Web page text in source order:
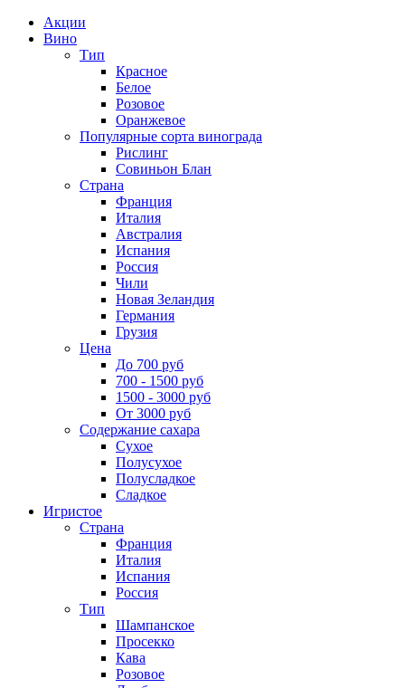
Акции
Вино
Тип
Красное
Белое
Розовое
Оранжевое
Популярные сорта винограда
Рислинг
Совиньон Блан
Страна
Франция
Италия
Австралия
Испания
Россия
Чили
Новая Зеландия
Германия
Грузия
Цена
До 700 руб
700 - 1500 руб
1500 - 3000 руб
От 3000 руб
Содержание сахара
Сухое
Полусухое
Полусладкое
Сладкое
Игристое
Страна
Франция
Италия
Испания
Россия
Тип
Шампанское
Просекко
Кава
Розовое